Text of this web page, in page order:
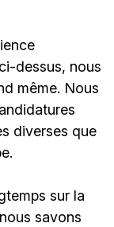
dessus, nous
même. Nous
diverses que
sur la
savons